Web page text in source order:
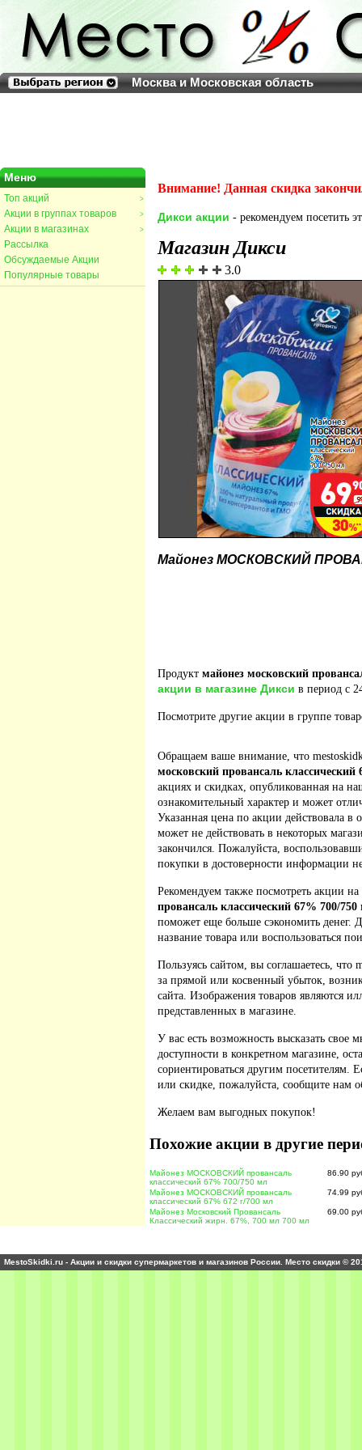
Москва и Московская область
Меню
>
Топ акций
>
Акции в группах товаров
>
Акции в магазинах
Рассылка
Обсуждаемые Акции
Популярные товары
Внимание! Данная скидка
Дикси акции - рекомендуем посетить
Магазин Дикси
3.0
Майонез МОСКОВСКИЙ
Продукт майонез московский
акции в магазине Дикси в период с
Посмотрите другие акции в группе
Обращаем ваше внимание, что
московский провансаль классический
акциях и скидках, опубликованная на
ознакомительный характер и может
Указанная цена по акции действовала в
может не действовать в некоторых
закончился. Пожалуйста,
покупки в достоверности информации
Рекомендуем также посмотреть акции
провансаль классический 67% 700/750
поможет еще больше сэкономить денег.
название товара или воспользоваться
Пользуясь сайтом, вы соглашаетесь, что
за прямой или косвенный убыток,
сайта. Изображения товаров являются
представленных в магазине.
У вас есть возможность высказать свое
доступности в конкретном магазине,
сориентироваться другим
или скидке, пожалуйста, сообщите нам
Желаем вам выгодных покупок!
Похожие акции в другие
Майонез МОСКОВСКИЙ провансаль
классический 67% 700/750 мл
86.90
Майонез МОСКОВСКИЙ провансаль
классический 67% 672 г/700 мл
74.99
Майонез Московский Провансаль
Классический жирн. 67%, 700 мл 700 мл
69.00
MestoSkidki.ru - Акции и скидки супермаркетов и магазинов России. Место скидки ©